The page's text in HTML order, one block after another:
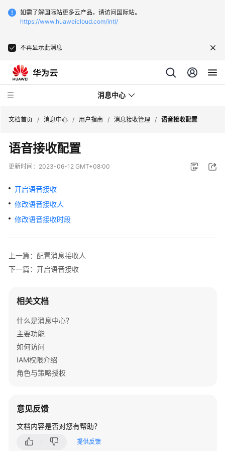
如需了解国际站更多云产品，请访问国际站。
https://www.huaweicloud.com/intl/
不再显示此消息
消息中心
产
品
绍
用
户
内
息
消
息
接
管
理
息
接
收
配
文档首页 / 消息中心 / 用户指南 / 消息接收管理 / 语音接收配置
语音接收配置
更新时间： 2023-06-12 GMT+08:00
开启语音接收
修改语音接收人
修改语音接收时段
上一篇：配置消息接收人
下一篇：开启语音接收
相关文档
什么是消息中心？
主要功能
如何访问
IAM权限介绍
角色与策略授权
意见反馈
文档内容是否对您有帮助？
提供反馈